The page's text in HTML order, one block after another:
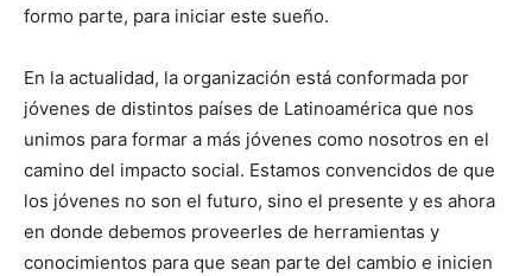
formo parte, para iniciar este sueño.
En la actualidad, la organización está conformada por
jóvenes de distintos países de Latinoamérica que nos
unimos para formar a más jóvenes como nosotros en el
camino del impacto social. Estamos convencidos de que
los jóvenes no son el futuro, sino el presente y es ahora
en donde debemos proveerles de herramientas y
conocimientos para que sean parte del cambio e inicien